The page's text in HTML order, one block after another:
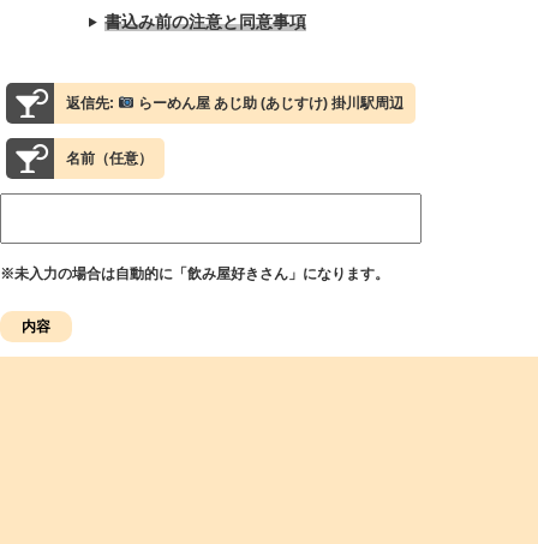
書込み前の注意と同意事項
返信先: らーめん屋 あじ助 (あじすけ) 掛川駅周辺
名前（任意）
※未入力の場合は自動的に「飲み屋好きさん」になります。